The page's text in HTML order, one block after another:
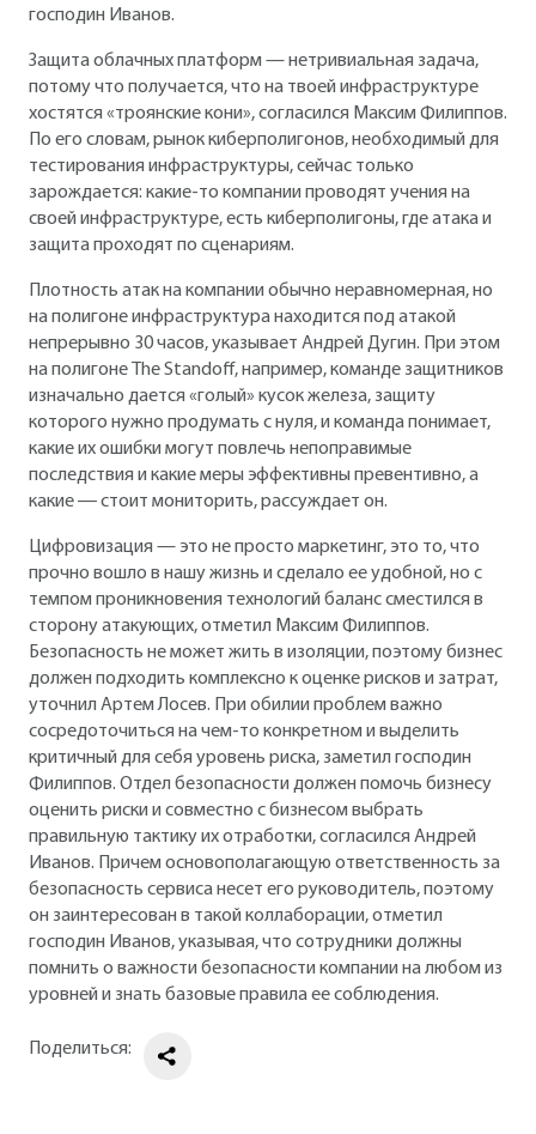
господин Иванов.
Защита облачных платформ — нетривиальная задача,
потому что получается, что на твоей инфраструктуре
хостятся «троянские кони», согласился Максим Филиппов.
По его словам, рынок киберполигонов, необходимый для
тестирования инфраструктуры, сейчас только
зарождается: какие-то компании проводят учения на
своей инфраструктуре, есть киберполигоны, где атака и
защита проходят по сценариям.
Плотность атак на компании обычно неравномерная, но
на полигоне инфраструктура находится под атакой
непрерывно 30 часов, указывает Андрей Дугин. При этом
на полигоне The Standoff, например, команде защитников
изначально дается «голый» кусок железа, защиту
которого нужно продумать с нуля, и команда понимает,
какие их ошибки могут повлечь непоправимые
последствия и какие меры эффективны превентивно, а
какие ― стоит мониторить, рассуждает он.
Цифровизация — это не просто маркетинг, это то, что
прочно вошло в нашу жизнь и сделало ее удобной, но с
темпом проникновения технологий баланс сместился в
сторону атакующих, отметил Максим Филиппов.
Безопасность не может жить в изоляции, поэтому бизнес
должен подходить комплексно к оценке рисков и затрат,
уточнил Артем Лосев. При обилии проблем важно
сосредоточиться на чем-то конкретном и выделить
критичный для себя уровень риска, заметил господин
Филиппов. Отдел безопасности должен помочь бизнесу
оценить риски и совместно с бизнесом выбрать
правильную тактику их отработки, согласился Андрей
Иванов. Причем основополагающую ответственность за
безопасность сервиса несет его руководитель, поэтому
он заинтересован в такой коллаборации, отметил
господин Иванов, указывая, что сотрудники должны
помнить о важности безопасности компании на любом из
уровней и знать базовые правила ее соблюдения.
Поделиться: